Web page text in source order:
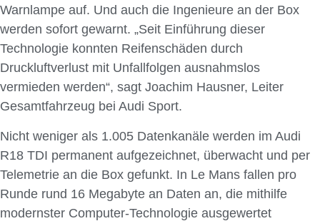
Warnlampe auf. Und auch die Ingenieure an der Box
werden sofort gewarnt. „Seit Einführung dieser
Technologie konnten Reifenschäden durch
Druckluftverlust mit Unfallfolgen ausnahmslos
vermieden werden“, sagt Joachim Hausner, Leiter
Gesamtfahrzeug bei Audi Sport.
Nicht weniger als 1.005 Datenkanäle werden im Audi
R18 TDI permanent aufgezeichnet, überwacht und per
Telemetrie an die Box gefunkt. In Le Mans fallen pro
Runde rund 16 Megabyte an Daten an, die mithilfe
modernster Computer-Technologie ausgewertet